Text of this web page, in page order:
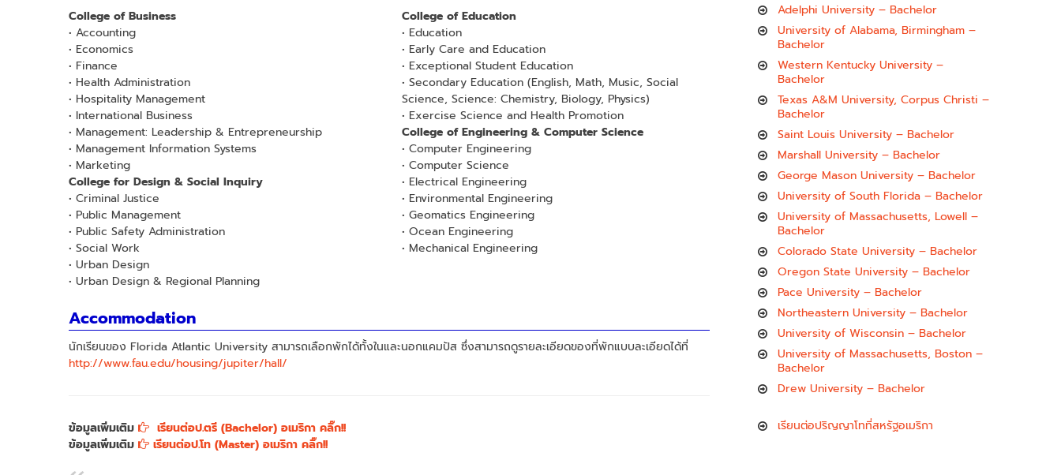
College of Business
• Accounting
• Economics
• Finance
• Health Administration
• Hospitality Management
• International Business
• Management: Leadership & Entrepreneurship
• Management Information Systems
• Marketing
College for Design & Social Inquiry
• Criminal Justice
• Public Management
• Public Safety Administration
• Social Work
• Urban Design
• Urban Design & Regional Planning
College of Education
• Education
• Early Care and Education
• Exceptional Student Education
• Secondary Education (English, Math, Music, Social
Science, Science: Chemistry, Biology, Physics)
• Exercise Science and Health Promotion
College of Engineering & Computer Science
• Computer Engineering
• Computer Science
• Electrical Engineering
• Environmental Engineering
• Geomatics Engineering
• Ocean Engineering
• Mechanical Engineering
Accommodation
นักเรียนของ Florida Atlantic University สามารถเลือกพักได้ทั้งในและนอกแคมปัส ซึ่งสามารถดูรายละเอียดของที่พักแบบละเอียดได้ที่
http://www.fau.edu/housing/jupiter/hall/
ข้อมูลเพิ่มเติม
เรียนต่อป.ตรี (Bachelor) อเมริกา คลิ๊ก!!
ข้อมูลเพิ่มเติม
เรียนต่อป.โท (Master) อเมริกา คลิ๊ก!!
Adelphi University – Bachelor
University of Alabama, Birmingham –
Bachelor
Western Kentucky University –
Bachelor
Texas A&M University, Corpus Christi –
Bachelor
Saint Louis University – Bachelor
Marshall University – Bachelor
George Mason University – Bachelor
University of South Florida – Bachelor
University of Massachusetts, Lowell –
Bachelor
Colorado State University – Bachelor
Oregon State University – Bachelor
Pace University – Bachelor
Northeastern University – Bachelor
University of Wisconsin – Bachelor
University of Massachusetts, Boston –
Bachelor
Drew University – Bachelor
เรียนต่อปริญญาโทที่สหรัฐอเมริกา